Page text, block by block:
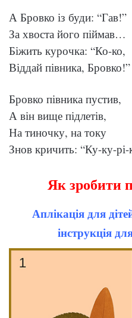
А Бровко із буди: “Гав!”
За хвоста його піймав…
Біжить курочка: “Ко-ко,
Віддай півника, Бровко!”
Бровко півника пустив,
А він вище підлетів,
На тиночку, на току
Знов кричить: “Ку-ку-рі-
Як зробити
Аплікація для
інструкція